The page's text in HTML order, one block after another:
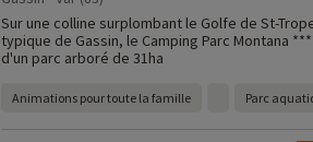
Sur une colline surplombant le Golfe de St-
typique de Gassin, le Camping Parc Montana
d'un parc arboré de 31ha
Animations pour toute la famille Parc